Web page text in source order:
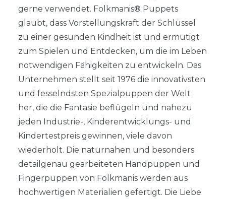
gerne verwendet. Folkmanis® Puppets
glaubt, dass Vorstellungskraft der Schlüssel
zu einer gesunden Kindheit ist und ermutigt
zum Spielen und Entdecken, um die im Leben
notwendigen Fähigkeiten zu entwickeln. Das
Unternehmen stellt seit 1976 die innovativsten
und fesselndsten Spezialpuppen der Welt
her, die die Fantasie beflügeln und nahezu
jeden Industrie-, Kinderentwicklungs- und
Kindertestpreis gewinnen, viele davon
wiederholt. Die naturnahen und besonders
detailgenau gearbeiteten Handpuppen und
Fingerpuppen von Folkmanis werden aus
hochwertigen Materialien gefertigt. Die Liebe